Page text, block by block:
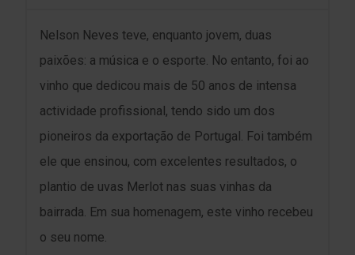
Nelson Neves teve, enquanto jovem, duas
paixões: a música e o esporte. No entanto, foi ao
vinho que dedicou mais de 50 anos de intensa
actividade profissional, tendo sido um dos
pioneiros da exportação de Portugal. Foi também
ele que ensinou, com excelentes resultados, o
plantio de uvas Merlot nas suas vinhas da
bairrada. Em sua homenagem, este vinho recebeu
o seu nome.